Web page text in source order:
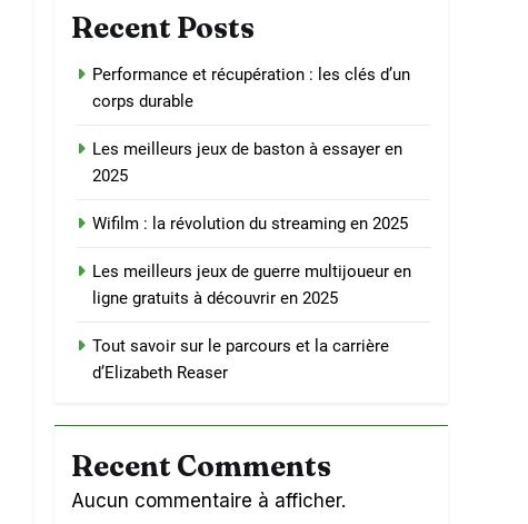
Recent Posts
Performance et récupération : les clés d’un
corps durable
Les meilleurs jeux de baston à essayer en
2025
Wifilm : la révolution du streaming en 2025
Les meilleurs jeux de guerre multijoueur en
ligne gratuits à découvrir en 2025
Tout savoir sur le parcours et la carrière
d’Elizabeth Reaser
Recent Comments
Aucun commentaire à afficher.